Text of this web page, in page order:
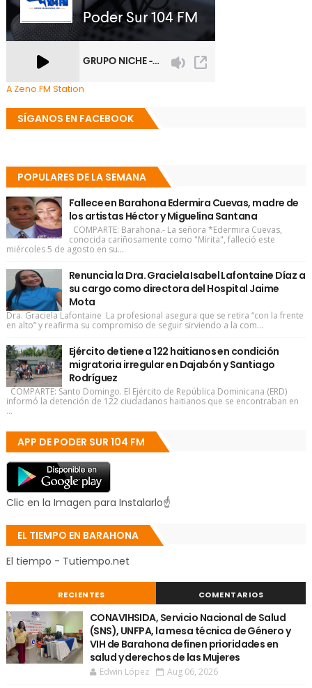
A Zeno.FM Station
SÍGANOS EN FACEBOOK
POPULARES DE LA SEMANA
Fallece en Barahona Edermira Cuevas, madre de
los artistas Héctor y Miguelina Santana
COMPARTE: Barahona.- La señora *Edermira Cuevas,
conocida cariñosamente como "Mirita", falleció este
miércoles 5 de agosto en su...
Renuncia la Dra. Graciela Isabel Lafontaine Díaz a
su cargo como directora del Hospital Jaime
Mota
Dra. Graciela Lafontaine La profesional asegura que se retira “con la frente
en alto” y reafirma su compromiso de seguir sirviendo a la com...
Ejército detiene a 122 haitianos en condición
migratoria irregular en Dajabón y Santiago
Rodríguez
COMPARTE: Santo Domingo. El Ejército de República Dominicana (ERD)
informó la detención de 122 ciudadanos haitianos que se encontraban en
...
APP DE PODER SUR 104 FM
Clic en la Imagen para Instalarlo☝
EL TIEMPO EN BARAHONA
El tiempo - Tutiempo.net
RECIENTES COMENTARIOS
CONAVIHSIDA, Servicio Nacional de Salud
(SNS), UNFPA, la mesa técnica de Género y
VIH de Barahona definen prioridades en
salud y derechos de las Mujeres
Edwin López Aug 06, 2026